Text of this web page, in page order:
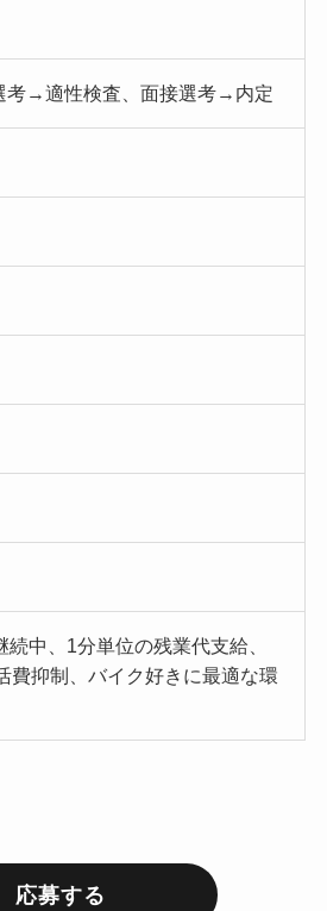
考→適性検査、面接選考→内定
中、1分単位の残業代支給、
費抑制、バイク好きに最適な環
応募する